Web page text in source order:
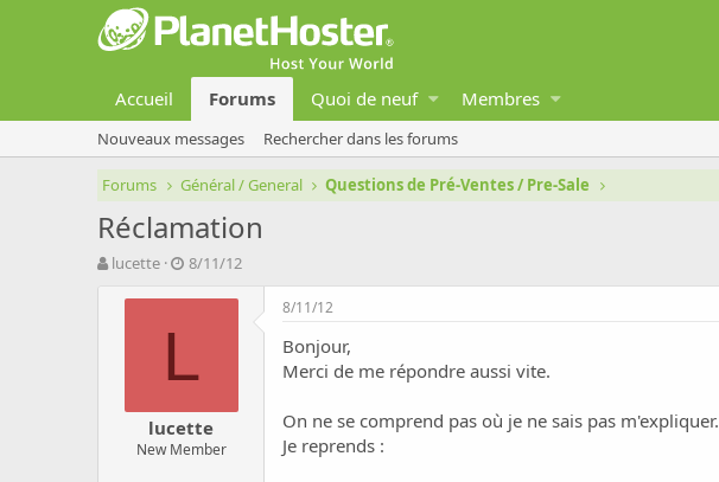
Accueil Forums Quoi de neuf Membres
Nouveaux messages Rechercher dans les forums
Forums Général / General Questions de Pré-Ventes / Pre-Sale
Réclamation
A
lucette
D
t
é
b
u
8/11/12
L
lucette
New Member
8/11/12
Bonjour,
Merci de me répondre aussi vite.
On ne se comprend pas où je ne sais pas m'expliquer.
Je reprends :